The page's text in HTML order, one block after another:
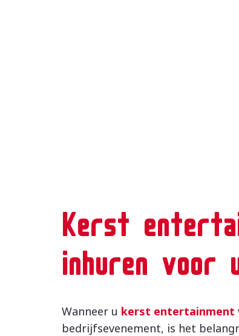
Kerst
inhuren voor
Wanneer u kerst entertainment
bedrijfsevenement, is het